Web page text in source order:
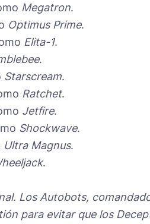
Megatron.
Optimus Prime.
Elita-1.
.
Starscream.
Ratchet.
Jetfire.
Shockwave.
Ultra Magnus.
.
Los Autobots,
para evitar que los